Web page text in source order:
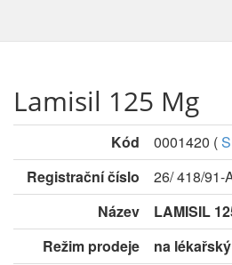
Lamisil 125 Mg
Kód 0001420 (
Registrační číslo
26/ 418/91-
Název
LAMISIL
Režim prodeje
na